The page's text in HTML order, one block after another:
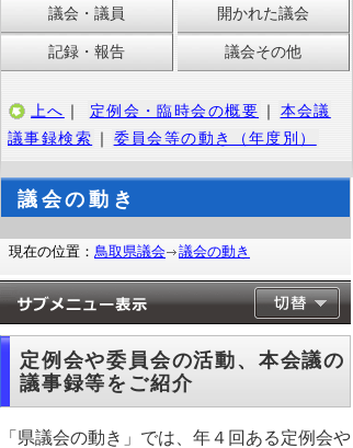
議会・議員 開かれた議会
記録・報告 議会その他
上へ ｜ 定例会・臨時会の概要 ｜
本会議
議事録検索 ｜ 委員会等の動き（年度別）
議会の動き
現在の位置： 鳥取県議会 議会の動き
定例会や委員会の活動、本会議の
議事録等をご紹介
「県議会の動き」では、年４回ある定例会や